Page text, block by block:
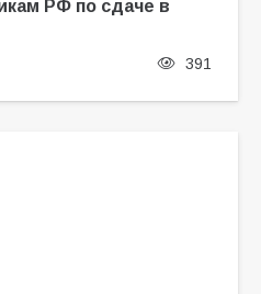
РФ по сдаче в
391